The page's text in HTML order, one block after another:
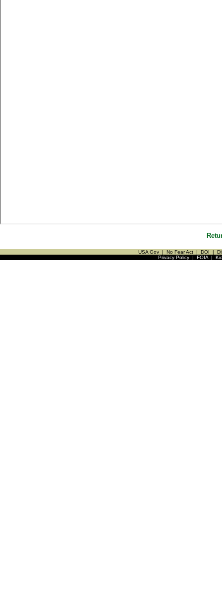
USA Gov | No Fear Act | DOI |
Privacy Policy| FOIA|